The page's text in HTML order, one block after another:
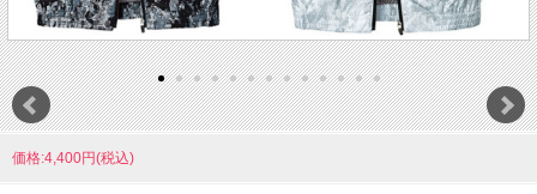
価格:4,400円(税込)